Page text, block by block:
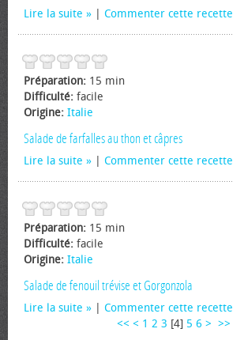
Lire la suite
Commenter cette recette
Préparation: 15 min
Difficulté: facile
Origine: Italie
Salade de farfalles au thon et câpres
Lire la suite Commenter cette recette
Préparation: 15 min
Difficulté: facile
Origine: Italie
Salade de fenouil trévise et Gorgonzola
Lire la suite
Commenter cette recette
<< < 1 2 3 [4] 5 6 > >>